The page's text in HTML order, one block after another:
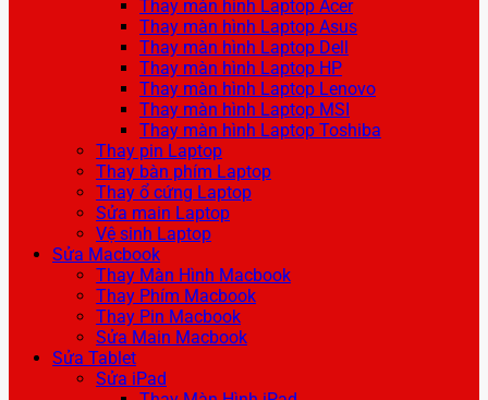
Thay màn hình Laptop Acer
Thay màn hình Laptop Asus
Thay màn hình Laptop Dell
Thay màn hình Laptop HP
Thay màn hình Laptop Lenovo
Thay màn hình Laptop MSI
Thay màn hình Laptop Toshiba
Thay pin Laptop
Thay bàn phím Laptop
Thay ổ cứng Laptop
Sửa main Laptop
Vệ sinh Laptop
Sửa Macbook
Thay Màn Hình Macbook
Thay Phím Macbook
Thay Pin Macbook
Sửa Main Macbook
Sửa Tablet
Sửa iPad